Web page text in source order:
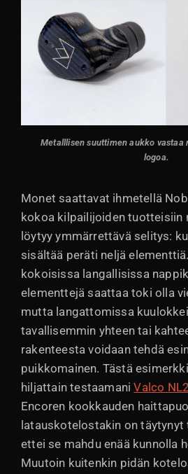
Metalllisen suuttimen aukko vastaa
logoa.
Monet saattavat ihmetellä
kokoa kilpailijoiden tuotteisiin
löytyy ymmärrettävä selitys:
sisältää peräti neljä
kokoisissa langallisissa
elementtejä saattaa toki olla
mutta langattomissa
tavallisemmin yhteen tai
rakenteesta voidaan tehdä
puikkomainen. Tästä
hiljattain testaamaniValco
Encoren kookkauden
latauskotelostakin on täytynyt
ettei se mahdu enää kunnolla
Muutoin kuitenkin pidän